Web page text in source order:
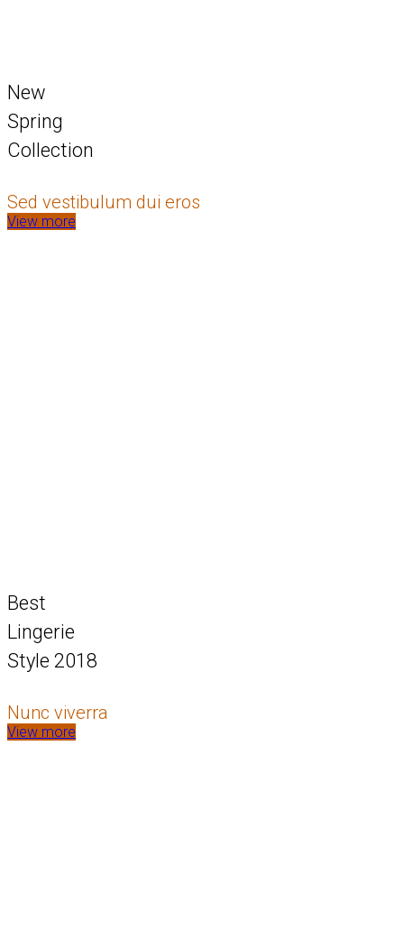
New
Spring
Collection
Sed vestibulum dui eros
View more
Best
Lingerie
Style 2018
Nunc viverra
View more